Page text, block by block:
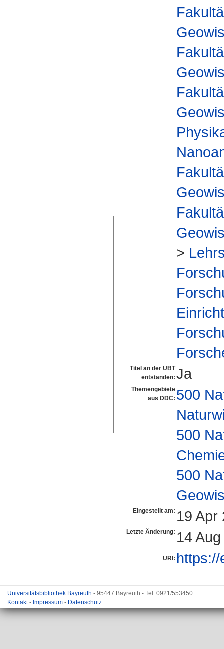
>
Titel an der UBT
entstanden: Ja
Themengebiete
aus DDC: 500
500
500
Eingestellt am: 19 Apr
Letzte Änderung: 14
URI:
Universitätsbibliothek Bayreuth - 95447 Bayreuth - Tel. 0921/553450
Kontakt- Impressum - Datenschutz